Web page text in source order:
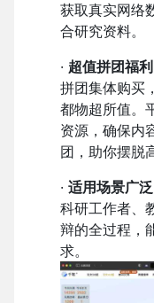
获取真实网络
合研究资料。
· 超值拼团福利
拼团集体购买
都物超所值。
资源，确保内
团，助你摆脱
· 适用场景广泛
科研工作者、
辩的全过程，
求。